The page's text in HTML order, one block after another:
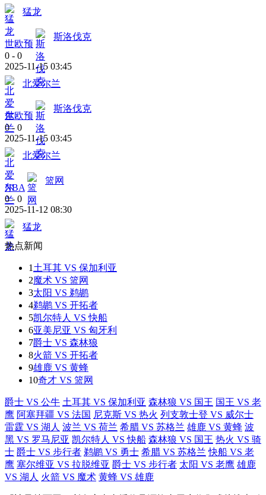
猛龙
世欧预
斯洛伐克
0 - 0
2025-11-15 03:45
北爱尔兰
世欧预
斯洛伐克
0 - 0
2025-11-15 03:45
北爱尔兰
NBA
篮网
0 - 0
2025-11-12 08:30
猛龙
热点新闻
1 土耳其 VS 保加利亚
2魔术 VS 篮网
3太阳 VS 鹈鹕
4鹈鹕 VS 开拓者
5凯尔特人 VS 快船
6亚美尼亚 VS 匈牙利
7爵士 VS 森林狼
8火箭 VS 开拓者
9雄鹿 VS 黄蜂
10奇才 VS 篮网
爵士 VS 公牛 土耳其 VS 保加利亚 森林狼 VS 国王 国王 VS 老
鹰 阿塞拜疆 VS 法国 尼克斯 VS 热火 列支敦士登 VS 威尔士
雷霆 VS 湖人 波兰 VS 荷兰 希腊 VS 苏格兰 雄鹿 VS 黄蜂 波
黑 VS 罗马尼亚 凯尔特人 VS 快船 森林狼 VS 国王 热火 VS 骑
士 爵士 VS 步行者 鹈鹕 VS 勇士 希腊 VS 苏格兰 快船 VS 老
鹰 塞尔维亚 VS 拉脱维亚 爵士 VS 步行者 太阳 VS 老鹰 雄鹿
VS 湖人 火箭 VS 魔术 黄蜂 VS 雄鹿